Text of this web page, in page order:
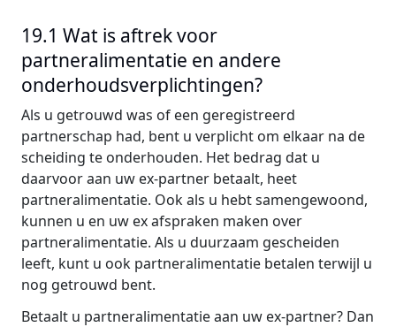
19.1 Wat is aftrek voor
partneralimentatie en andere
onderhoudsverplichtingen?
Als u getrouwd was of een geregistreerd
partnerschap had, bent u verplicht om elkaar na de
scheiding te onderhouden. Het bedrag dat u
daarvoor aan uw ex-partner betaalt, heet
partneralimentatie. Ook als u hebt samengewoond,
kunnen u en uw ex afspraken maken over
partneralimentatie. Als u duurzaam gescheiden
leeft, kunt u ook partneralimentatie betalen terwijl u
nog getrouwd bent.
Betaalt u partneralimentatie aan uw ex-partner? Dan